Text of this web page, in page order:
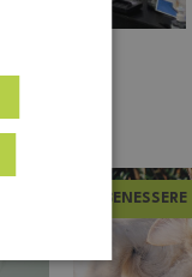
BENESSERE